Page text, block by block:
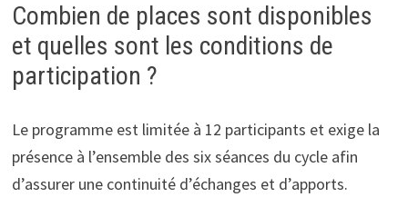
Combien de places sont disponibles
et quelles sont les conditions de
participation ?
Le programme est limitée à 12 participants et exige la
présence à l’ensemble des six séances du cycle afin
d’assurer une continuité d’échanges et d’apports.